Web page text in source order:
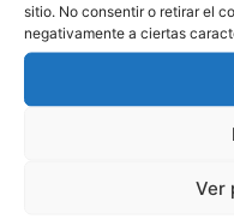
sitio. No consentir o retirar el
negativamente a ciertas
Ver
Medios de
· Medios de